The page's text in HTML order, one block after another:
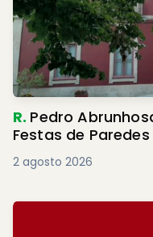
R. Pedro
Festas de
2 agosto 2026